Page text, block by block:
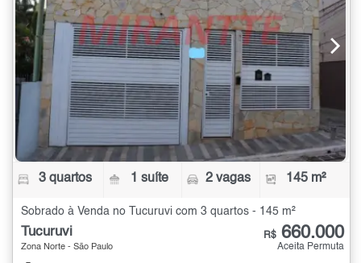
3 quartos 1 suíte 2 vagas 145 m²
Sobrado à Venda no Tucuruvi com 3 quartos - 145 m²
Tucuruvi
Zona Norte - São Paulo
R$ 660.000
Aceita Permuta